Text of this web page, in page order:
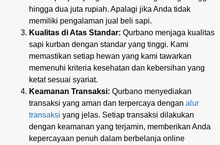
hingga dua juta rupiah. Apalagi jika Anda tidak
memiliki pengalaman jual beli sapi.
Kualitas di Atas Standar: Qurbano menjaga kualitas
sapi kurban dengan standar yang tinggi. Kami
memastikan setiap hewan yang kami tawarkan
memenuhi kriteria kesehatan dan kebersihan yang
ketat sesuai syariat.
Keamanan Transaksi: Qurbano menyediakan
transaksi yang aman dan terpercaya dengan alur
transaksi yang jelas. Setiap transaksi dilakukan
dengan keamanan yang terjamin, memberikan Anda
kepercayaan penuh dalam berbelanja online